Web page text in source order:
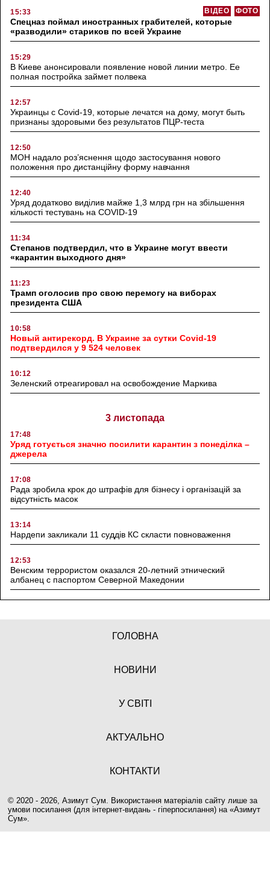
15:33 ФОТО
ВІДЕО
Спецназ поймал иностранных грабителей, которые
«разводили» стариков по всей Украине
15:29
В Киеве анонсировали появление новой линии метро. Ее
полная постройка займет полвека
12:57
Украинцы с Covid-19, которые лечатся на дому, могут быть
признаны здоровыми без результатов ПЦР-теста
12:50
МОН надало роз’яснення щодо застосування нового
положення про дистанційну форму навчання
12:40
Уряд додатково виділив майже 1,3 млрд грн на збільшення
кількості тестувань на COVID-19
11:34
Степанов подтвердил, что в Украине могут ввести
«карантин выходного дня»
11:23
Трамп оголосив про свою перемогу на виборах
президента США
10:58
Новый антирекорд. В Украине за сутки Covid-19
подтвердился у 9 524 человек
10:12
Зеленский отреагировал на освобождение Маркива
3 листопада
17:48
Уряд готується значно посилити карантин з понеділка –
джерела
17:08
Рада зробила крок до штрафів для бізнесу і організацій за
відсутність масок
13:14
Нардепи закликали 11 суддів КС скласти повноваження
12:53
Венским террористом оказался 20-летний этнический
албанец с паспортом Северной Македонии
ГОЛОВНА
НОВИНИ
У СВІТІ
АКТУАЛЬНО
КОНТАКТИ
© 2020 - 2026, Азимут Сум. Використання матеріалів сайту лише за
умови посилання (для інтернет-видань - гіперпосилання) на «Азимут
Сум».